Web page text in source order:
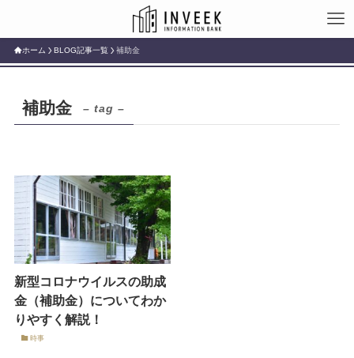
ホーム BLOG記事一覧 補助金
補助金 – tag –
新型コロナウイルスの助成
金（補助金）についてわか
りやすく解説！
時事